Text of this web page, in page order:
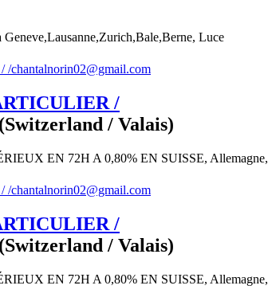
Geneve,Lausanne,Zurich,Bale,Berne, Luce
/
(Switzerland / Valais)
EN 72H A 0,80% EN SUISSE, Allemagne,
/
(Switzerland / Valais)
EN 72H A 0,80% EN SUISSE, Allemagne,